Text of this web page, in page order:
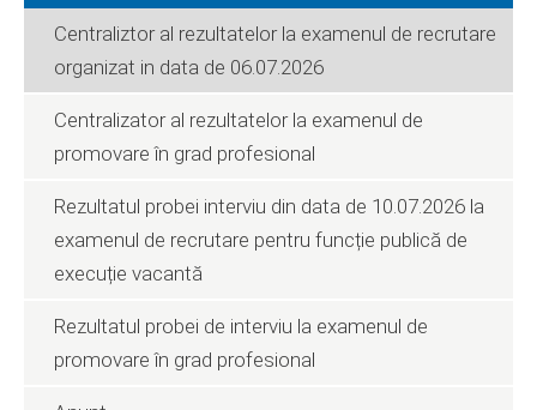
Centraliztor al rezultatelor la examenul de recrutare
organizat in data de 06.07.2026
Centralizator al rezultatelor la examenul de
promovare în grad profesional
Rezultatul probei interviu din data de 10.07.2026 la
examenul de recrutare pentru funcție publică de
execuție vacantă
Rezultatul probei de interviu la examenul de
promovare în grad profesional